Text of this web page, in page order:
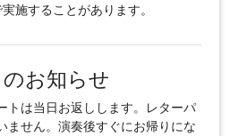
施することがあります。
お知らせ
トは当日お返しします。レターパ
ません。演奏後すぐにお帰りにな